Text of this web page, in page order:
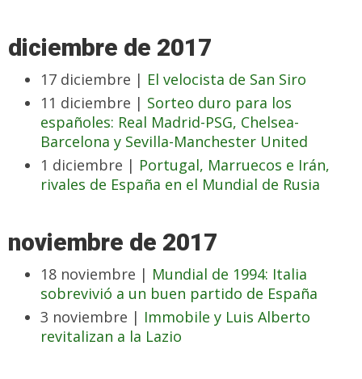
diciembre de 2017
17 diciembre | El velocista de San Siro
11 diciembre | Sorteo duro para los
españoles: Real Madrid-PSG, Chelsea-
Barcelona y Sevilla-Manchester United
1 diciembre | Portugal, Marruecos e Irán,
rivales de España en el Mundial de Rusia
noviembre de 2017
18 noviembre | Mundial de 1994: Italia
sobrevivió a un buen partido de España
3 noviembre | Immobile y Luis Alberto
revitalizan a la Lazio